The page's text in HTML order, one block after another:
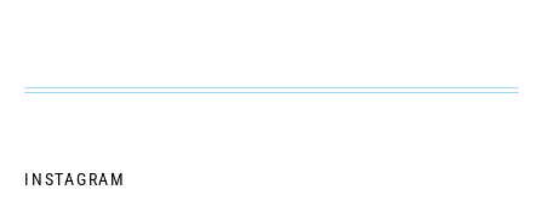
INSTAGRAM